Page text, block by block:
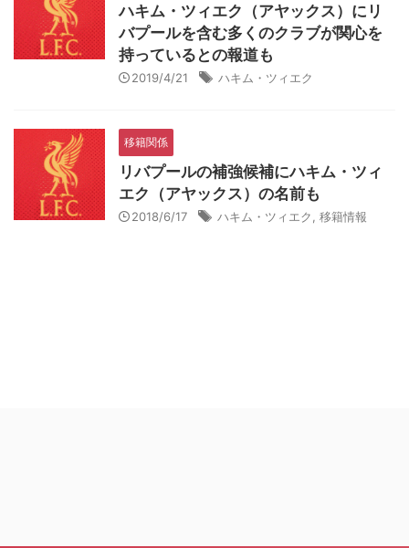
ハキム・ツィエク（アヤックス）にリ
バプールを含む多くのクラブが関心を
持っているとの報道も
2019/4/21 ハキム・ツィエク
移籍関係
リバプールの補強候補にハキム・ツィ
エク（アヤックス）の名前も
2018/6/17 ハキム・ツィエク 移籍情報